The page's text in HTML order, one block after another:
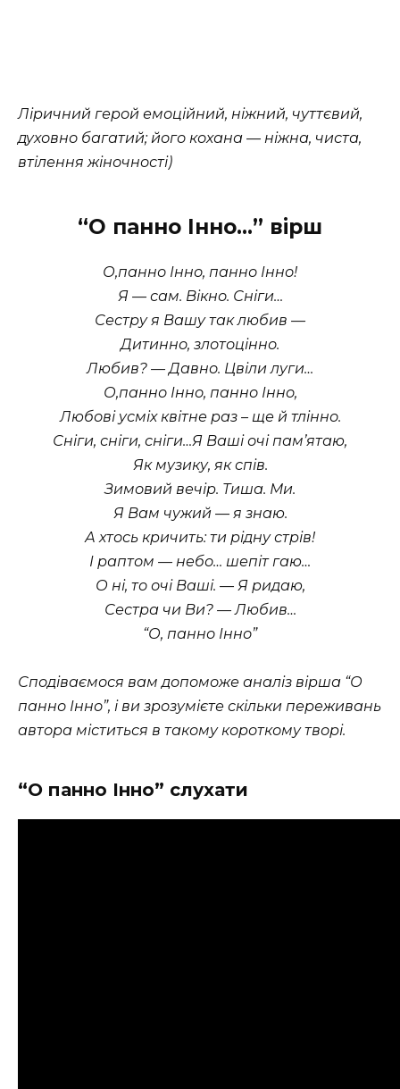
Ліричний герой емоційний, ніжний, чуттєвий,
духовно багатий; його кохана — ніжна, чиста,
втілення жіночності)
“О панно Інно…” вірш
О,панно Інно, панно Інно!
Я — сам. Вікно. Сніги…
Сестру я Вашу так любив —
Дитинно, злотоцінно.
Любив? — Давно. Цвіли луги…
О,панно Інно, панно Інно,
Любові усміх квітне раз – ще й тлінно.
Сніги, сніги, сніги…Я Ваші очі пам’ятаю,
Як музику, як спів.
Зимовий вечір. Тиша. Ми.
Я Вам чужий — я знаю.
А хтось кричить: ти рідну стрів!
І раптом — небо… шепіт гаю…
О ні, то очі Ваші. — Я ридаю,
Сестра чи Ви? — Любив…
“О, панно Інно”
Сподіваємося вам допоможе аналіз вірша “О
панно Інно”, і ви зрозумієте скільки переживань
автора міститься в такому короткому творі.
“О панно Інно” слухати